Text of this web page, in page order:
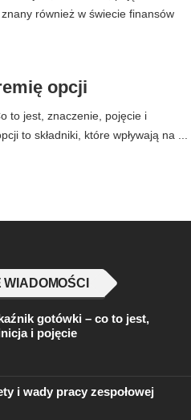
również w świecie finansów
opcji
to jest, znaczenie, pojęcie i
to składniki, które wpływają na ...
gotówki – co to jest,
i pojęcie
i wady pracy zespołowej